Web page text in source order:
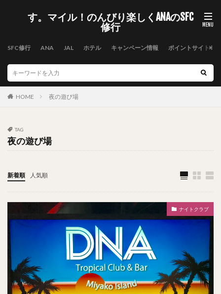
す。マイル！のんびり楽しくANAのSFC
修行
SFC修行 ANA JAL ホテル キャンペーン情報 ポイントサイト
HOME 夜の遊び場
TAG
夜の遊び場
新着順 人気順
ナイトクラブ